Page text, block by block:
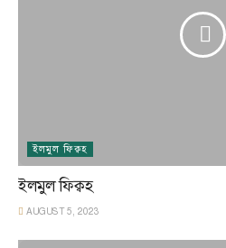
ইলমুল ফিক্বহ
ইলমুল ফিক্বহ
AUGUST 5, 2023